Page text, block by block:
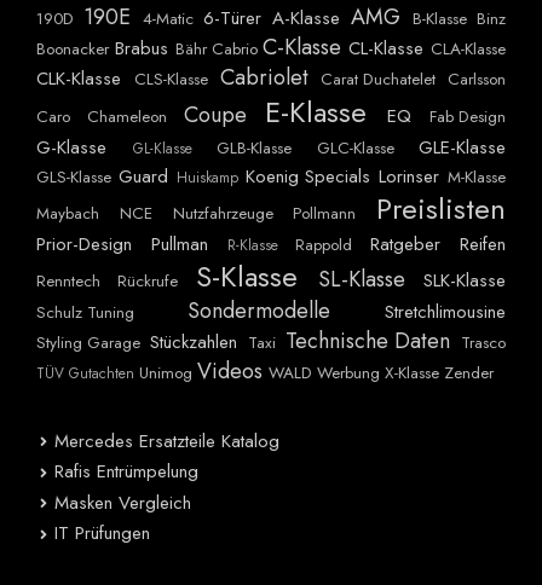
190D 190E 4-Matic 6-Türer A-Klasse AMG B-Klasse Binz
Boonacker Brabus Bähr Cabrio C-Klasse CL-Klasse CLA-Klasse
CLK-Klasse CLS-Klasse Cabriolet Carat Duchatelet Carlsson
Caro
Chameleon Coupe E-Klasse EQ Fab Design
G-Klasse GL-Klasse GLB-Klasse GLC-Klasse GLE-Klasse
GLS-Klasse Guard Huiskamp Koenig Specials Lorinser M-Klasse
Maybach
NCE Nutzfahrzeuge Pollmann Preislisten
Prior-Design Pullman R-Klasse Rappold Ratgeber Reifen
Renntech Rückrufe S-Klasse SL-Klasse SLK-Klasse
Schulz Tuning Sondermodelle Stretchlimousine
Styling Garage Stückzahlen Taxi Technische Daten Trasco
TÜV Gutachten Unimog Videos WALD Werbung X-Klasse Zender
Mercedes Ersatzteile Katalog
Rafis Entrümpelung
Masken Vergleich
IT Prüfungen